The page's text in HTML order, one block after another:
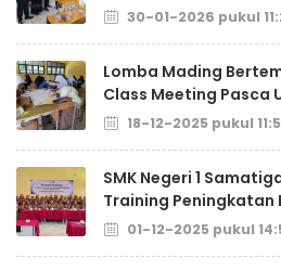
30-01-2026 pukul
Lomba Mading
Class Meeting Pasca
18-12-2025 pukul
SMK Negeri 1
Training Peningkatan
01-12-2025 pukul